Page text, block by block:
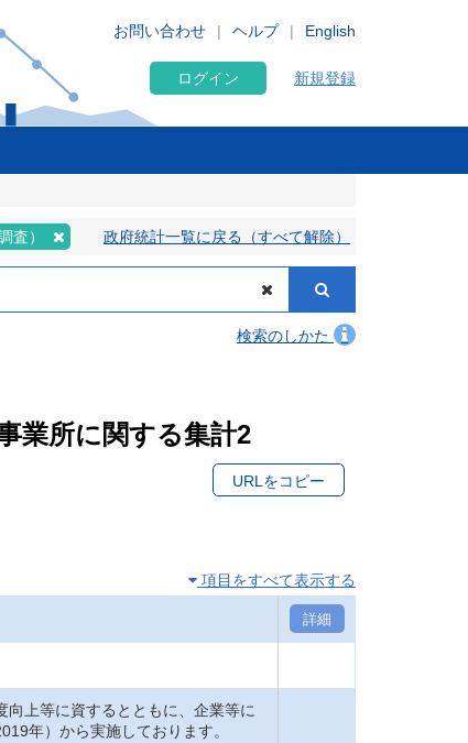
English
お問い合わせ ヘルプ
ログイン 新規登録
査） 政府統計一覧に戻る（すべて解除）
検索のしかた
業所に関する集計2
URLをコピー
項目をすべて表示する
詳細
上等に資するとともに、企業等に
年）から実施しております。